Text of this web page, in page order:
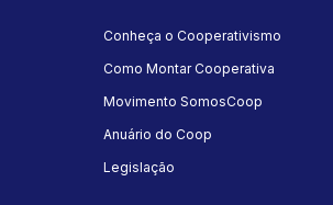
Conheça o Cooperativismo
Como Montar Cooperativa
Movimento SomosCoop
Anuário do Coop
Legislação